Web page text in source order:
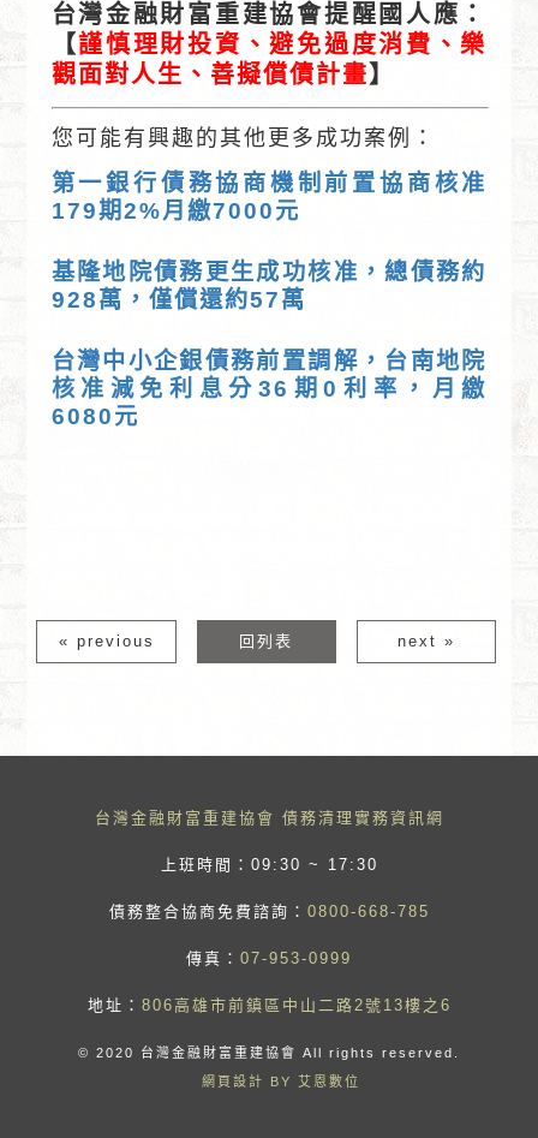
台灣金融財富重建協會提醒國人應：
【謹慎理財投資、避免過度消費、樂
觀面對人生、善擬償債計畫】
您可能有興趣的其他更多成功案例：
第一銀行債務協商機制前置協商核准
179期2%月繳7000元
基隆地院債務更生成功核准，總債務約
928萬，僅償還約57萬
台灣中小企銀債務前置調解，台南地院
核准減免利息分36期0利率，月繳
6080元
« previous 回列表 next »
台灣金融財富重建協會 債務清理實務資訊網
上班時間：09:30 ~ 17:30
債務整合協商免費諮詢： 0800-668-785
傳真： 07-953-0999
地址： 806高雄市前鎮區中山二路2號13樓之6
© 2020 台灣金融財富重建協會 All rights reserved.
網頁設計 BY 艾恩數位